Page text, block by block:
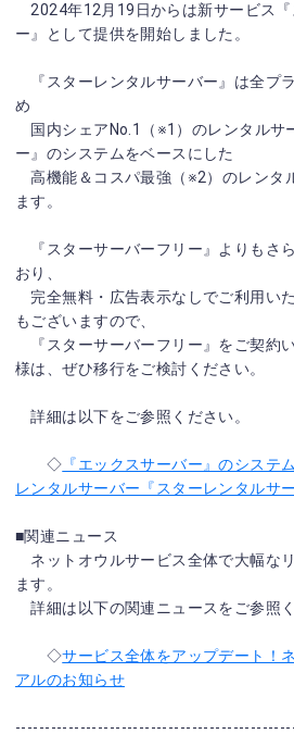
2024年12月19日からは新サービス
ー』として提供を開始しました。
『スターレンタルサーバー』は全プ
め
国内シェアNo.1（※1）のレンタルサ
ー』のシステムをベースにした
高機能＆コスパ最強（※2）のレンタ
ます。
『スターサーバーフリー』よりもさ
おり、
完全無料・広告表示なしでご利用い
もございますので、
『スターサーバーフリー』をご契約
様は、ぜひ移行をご検討ください。
詳細は以下をご参照ください。
◇ 『エックスサーバー』のシステ
レンタルサーバー『スターレンタルサ
■関連ニュース
ネットオウルサービス全体で大幅な
ます。
詳細は以下の関連ニュースをご参照く
◇サービス全体をアップデート！
アルのお知らせ